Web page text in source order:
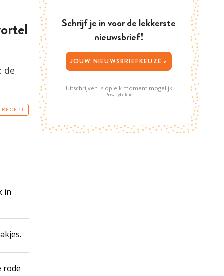
de
in
rode
Schrijf je in voor de lekkerste
nieuwsbrief!
JOUW NIEUWSBRIEFKEUZE >
Uitschrijven is op elk moment mogelijk
Privacybeleid